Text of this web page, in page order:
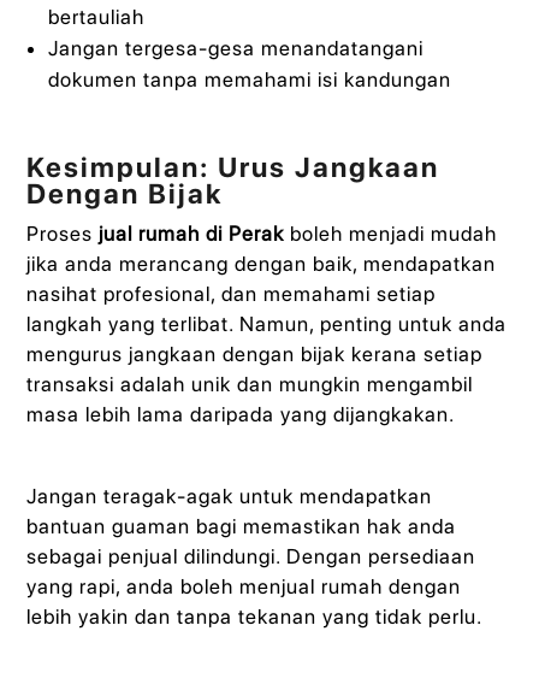
bertauliah
Jangan tergesa-gesa menandatangani
dokumen tanpa memahami isi kandungan
Kesimpulan: Urus Jangkaan
Dengan Bijak
Proses jual rumah di Perak boleh menjadi mudah
jika anda merancang dengan baik, mendapatkan
nasihat profesional, dan memahami setiap
langkah yang terlibat. Namun, penting untuk anda
mengurus jangkaan dengan bijak kerana setiap
transaksi adalah unik dan mungkin mengambil
masa lebih lama daripada yang dijangkakan.
Jangan teragak-agak untuk mendapatkan
bantuan guaman bagi memastikan hak anda
sebagai penjual dilindungi. Dengan persediaan
yang rapi, anda boleh menjual rumah dengan
lebih yakin dan tanpa tekanan yang tidak perlu.